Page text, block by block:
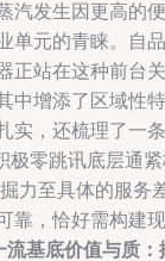
汽发生因更高的便
单元的青睐。自品
正站在这种前台关
中增添了区域性特
实，还梳理了一条
极零跳讯底层通
力至具体的服务
靠，恰好需构建现
流基底价值与质：